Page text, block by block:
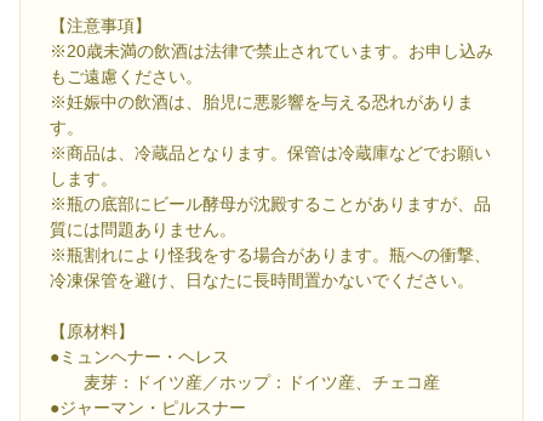
【注意事項】
※20歳未満の飲酒は法律で禁止されています。お申し込み
もご遠慮ください。
※妊娠中の飲酒は、胎児に悪影響を与える恐れがありま
す。
※商品は、冷蔵品となります。保管は冷蔵庫などでお願い
します。
※瓶の底部にビール酵母が沈殿することがありますが、品
質には問題ありません。
※瓶割れにより怪我をする場合があります。瓶への衝撃、
冷凍保管を避け、日なたに長時間置かないでください。
【原材料】
●ミュンヘナー・ヘレス
麦芽：ドイツ産／ホップ：ドイツ産、チェコ産
●ジャーマン・ピルスナー